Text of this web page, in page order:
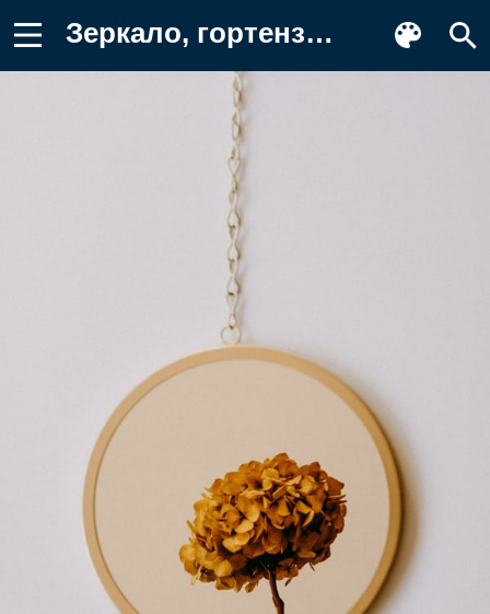
Зеркало, гортензия, цветы Фото